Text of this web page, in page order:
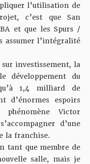
l’utilisation de
c’est que San
et que les Spurs /
assumer l’intégralité
investissement, la
développement du
1,4 milliard de
d’énormes espoirs
Victor
d’une
la franchise.
tant que membre de
salle, mais je